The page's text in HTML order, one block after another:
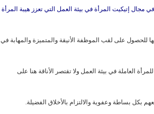
إتيكيت المرأة في بيئة العمل التي تعزز هيبة المرأة
للحصول على لقب الموظفة الأنيقة والمتميزة والمهابة في
العاملة في بيئة العمل ولا تقتصر الأناقة هنا على
بكل بساطة وعفوية والالتزام بالأخلاق الفضيلة.